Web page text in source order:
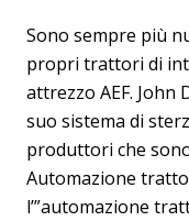
Sono sempre più
propri trattori di
attrezzo AEF. John
suo sistema di
produttori che
Automazione
l’”automazione